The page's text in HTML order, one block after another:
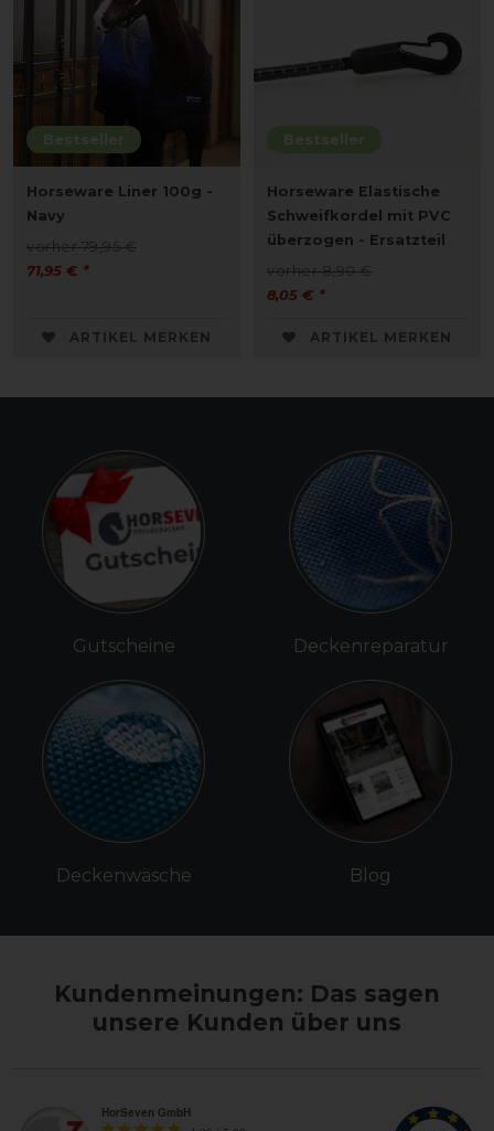
Bestseller
Horseware Liner 100g -
Navy
vorher 79,95 €
71,95 € *
ARTIKEL MERKEN
Bestseller
Horseware Elastische
Schweifkordel mit PVC
überzogen - Ersatzteil
vorher 8,90 €
8,05 € *
ARTIKEL MERKEN
Gutscheine
Deckenwäsche
Deckenreparatur
Blog
Kundenmeinungen: Das sagen
unsere Kunden über uns